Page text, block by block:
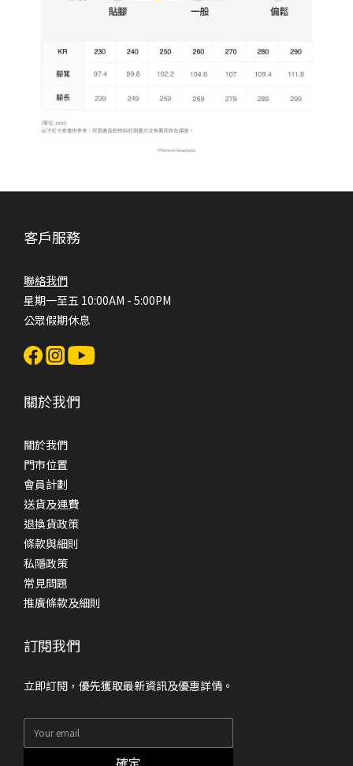
客戶服務
聯絡我們
星期一至五 10:00AM - 5:00PM
公眾假期休息
關於我們
關於我們
門市位置
會員計劃
送貨及運費
退換貨政策
條款與細則
私隱政策
常見問題
推廣條款及細則
訂閱我們
立即訂閱，優先獲取最新資訊及優惠詳情。